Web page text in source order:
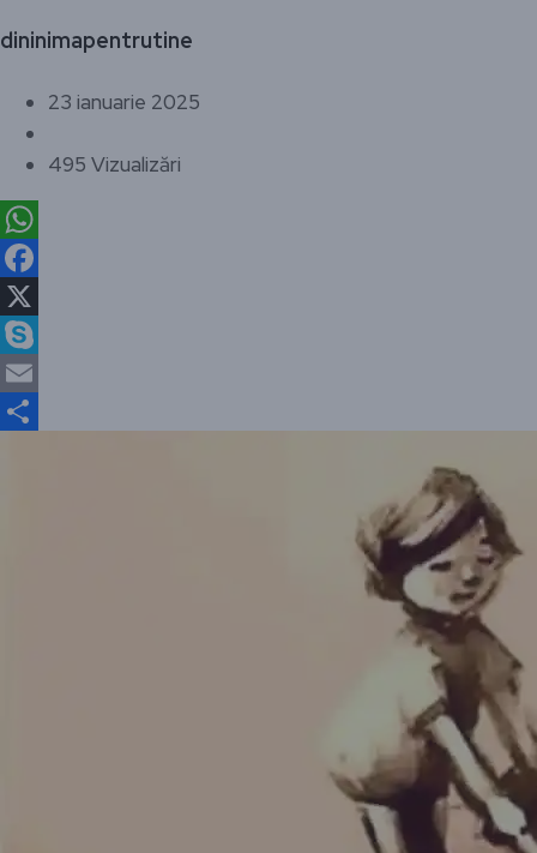
dininimapentrutine
23 ianuarie 2025
495 Vizualizări
WhatsApp
Facebook
X
Skype
Email